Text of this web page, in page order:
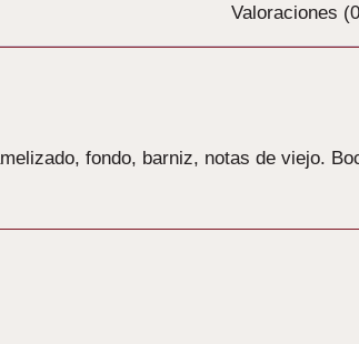
Valoraciones
fondo, barniz, notas de viejo.